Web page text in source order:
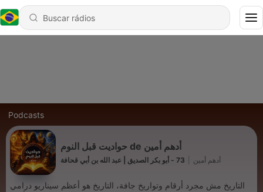
Podcasts
حواديت قبل النوم de أدهم أمين
أدهم أمين 73 - أبو بكر الصديق | عبد الله بن أبي قحافة
التاريخ مش مجرد أرقام وتواريخ جافة، التاريخ هو أعظم سيناريو درامي